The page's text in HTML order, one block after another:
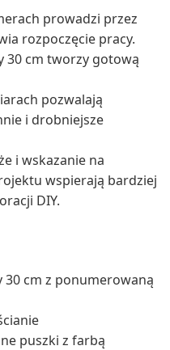
prowadzi przez
rozpoczęcie pracy.
30 cm tworzy gotową
pozwalają
i drobniejsze
i wskazanie na
wspierają bardziej
DIY.
cm z ponumerowaną
puszki z farbą